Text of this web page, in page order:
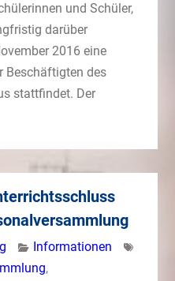
und Schüler,
darüber
2016 eine
Beschäftigten des
stattfindet. Der
Informationen
,